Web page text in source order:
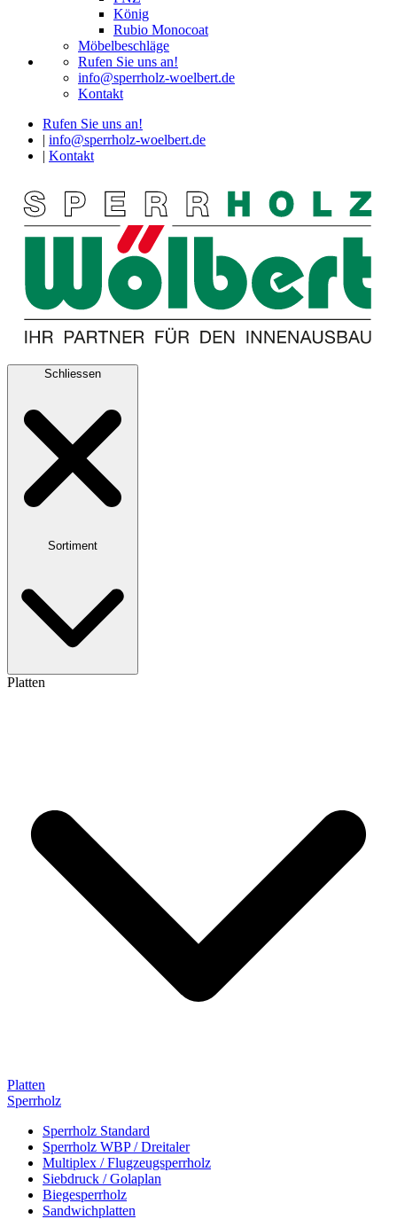
König
Rubio Monocoat
Möbelbeschläge
Rufen Sie uns an!
info@sperrholz-woelbert.de
Kontakt
Rufen Sie uns an!
info@sperrholz-woelbert.de
Kontakt
Schliessen
Sortiment
Platten
Platten
Sperrholz
Sperrholz Standard
Sperrholz WBP / Dreitaler
Multiplex / Flugzeugsperrholz
Siebdruck / Golaplan
Biegesperrholz
Sandwichplatten